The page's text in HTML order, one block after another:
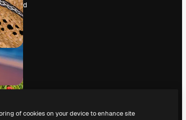
innhold
etter
of cookies on your device to enhance site